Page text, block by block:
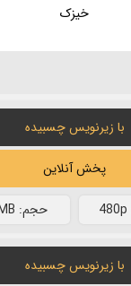
خیزک
با زیرنویس چسبیده
پخش آنلاین
حجم: 734MB
با زیرنویس چسبیده